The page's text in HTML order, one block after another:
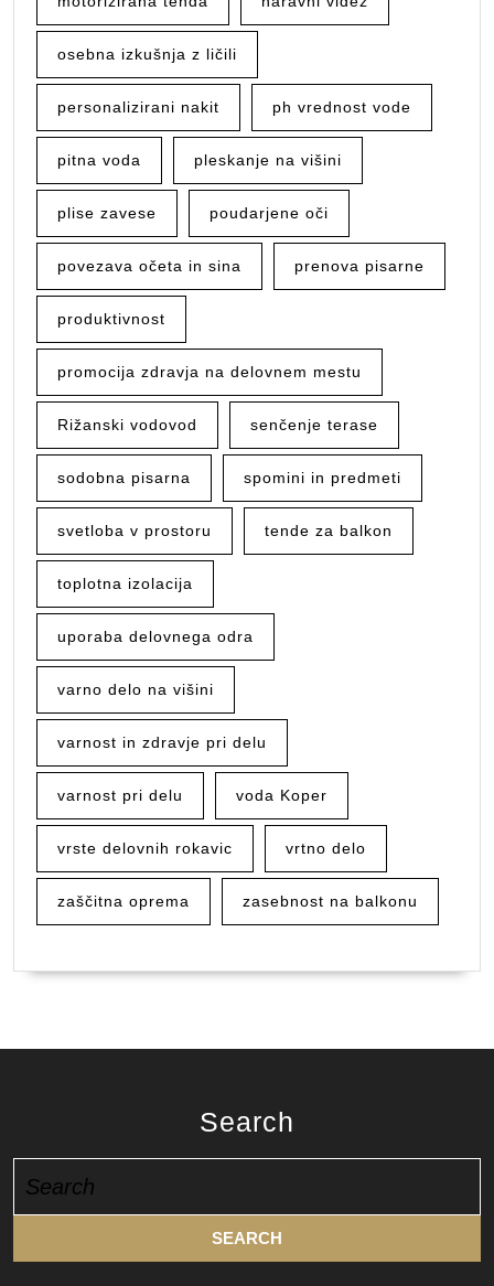
osebna izkušnja z ličili
personalizirani nakit ph vrednost vode
pitna voda pleskanje na višini
plise zavese poudarjene oči
povezava očeta in sina prenova pisarne
produktivnost
promocija zdravja na delovnem mestu
Rižanski vodovod senčenje terase
sodobna pisarna spomini in predmeti
svetloba v prostoru tende za balkon
toplotna izolacija
uporaba delovnega odra
varno delo na višini
varnost in zdravje pri delu
varnost pri delu voda Koper
vrste delovnih rokavic vrtno delo
zaščitna oprema zasebnost na balkonu
Search
for: